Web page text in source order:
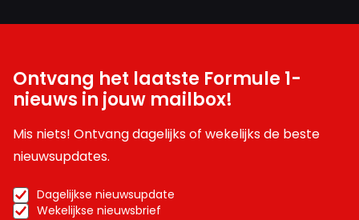
Ontvang het laatste Formule 1-
nieuws in jouw mailbox!
Mis niets! Ontvang dagelijks of wekelijks de beste
nieuwsupdates.
Dagelijkse nieuwsupdate
Wekelijkse nieuwsbrief